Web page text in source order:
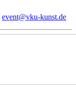
event@vku-kunst.de